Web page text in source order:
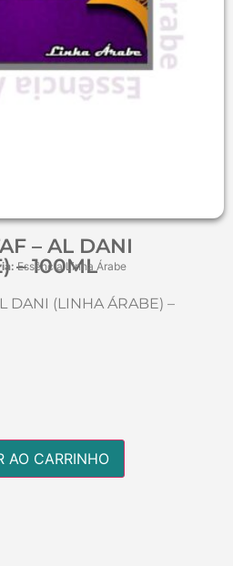
– AL DANI
– 100ML
Essência Linha Árabe
DANI (LINHA ÁRABE) –
AO CARRINHO